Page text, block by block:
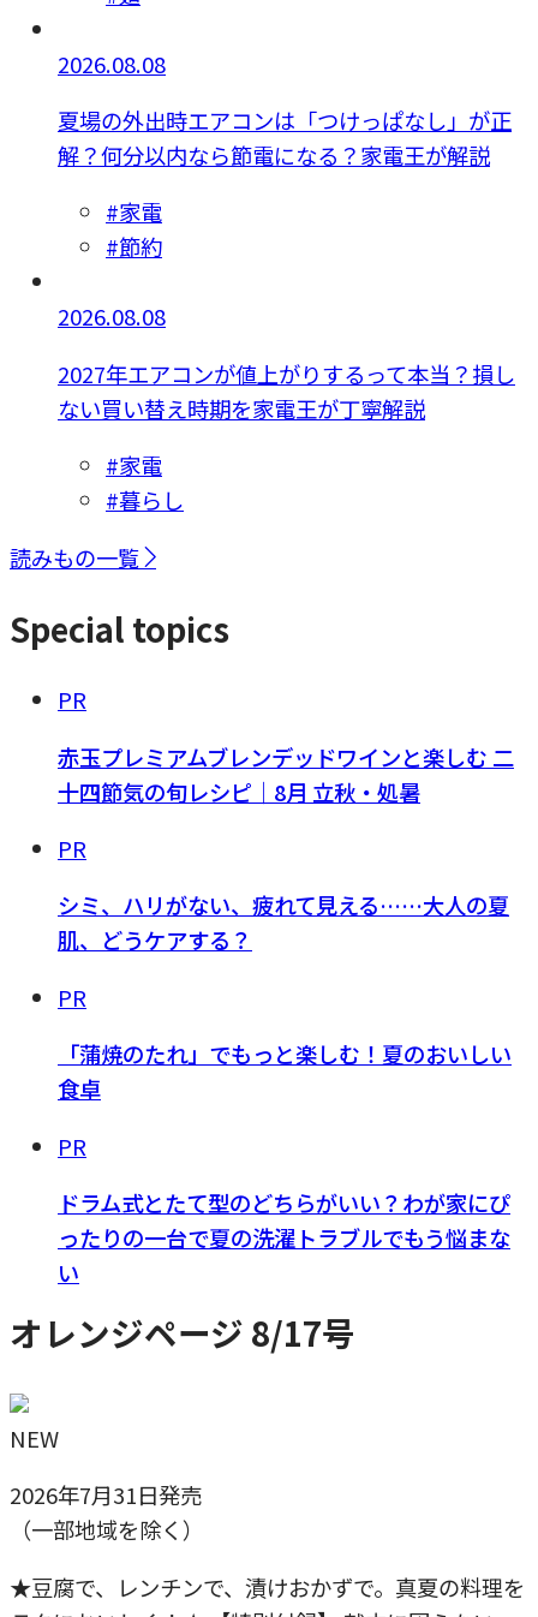
2026.08.08
夏場の外出時エアコンは「つけっぱなし」が正
解？何分以内なら節電になる？家電王が解説
#家電
#節約
2026.08.08
2027年エアコンが値上がりするって本当？損し
ない買い替え時期を家電王が丁寧解説
#家電
#暮らし
読みもの一覧
Special topics
PR
赤玉プレミアムブレンデッドワインと楽しむ 二
十四節気の旬レシピ｜8月 立秋・処暑
PR
シミ、ハリがない、疲れて見える……大人の夏
肌、どうケアする？
PR
「蒲焼のたれ」でもっと楽しむ！夏のおいしい
食卓
PR
ドラム式とたて型のどちらがいい？わが家にぴ
ったりの一台で夏の洗濯トラブルでもう悩まな
い
オレンジページ 8/17号
NEW
2026年7月31日発売
（一部地域を除く）
★豆腐で、レンチンで、漬けおかずで。真夏の料理を